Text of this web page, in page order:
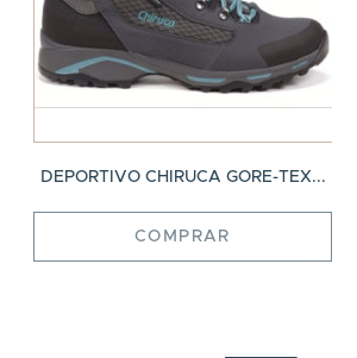
DEPORTIVO CHIRUCA GORE-TEX...
COMPRAR